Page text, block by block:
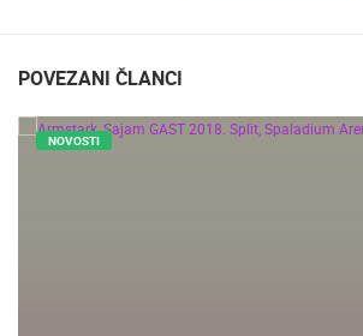
POVEZANI ČLANCI
NOVOSTI